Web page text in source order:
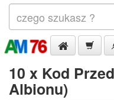
10 x Kod
Albionu)